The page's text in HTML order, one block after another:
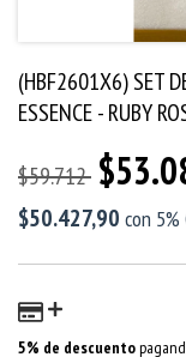
(HBF2601X6) SET
ESSENCE - RUBY
$59.712
$50.427,90 con 5%
5% de descuento